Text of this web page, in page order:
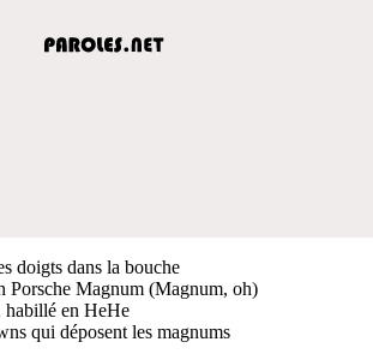
doigts dans la bouche
Porsche Magnum (Magnum, oh)
habillé en HeHe
qui déposent les magnums